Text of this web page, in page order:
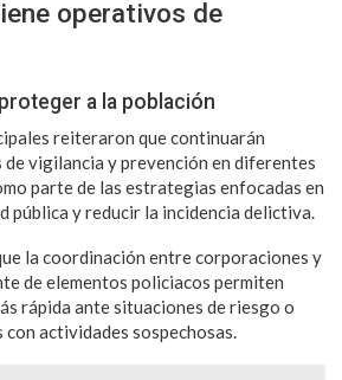
operativos de
a la población
reiteraron que continuarán
vigilancia y prevención en diferentes
parte de las estrategias enfocadas en
pública y reducir la incidencia delictiva.
la coordinación entre corporaciones y
de elementos policiacos permiten
rápida ante situaciones de riesgo o
actividades sospechosas.